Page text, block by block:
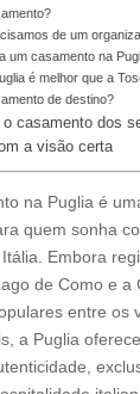
de um
um casamento na
é melhor que a
de destino?
o casamento dos
a visão certa
na Puglia é
quem sonha
Embora
de Como e a
entre os
a Puglia